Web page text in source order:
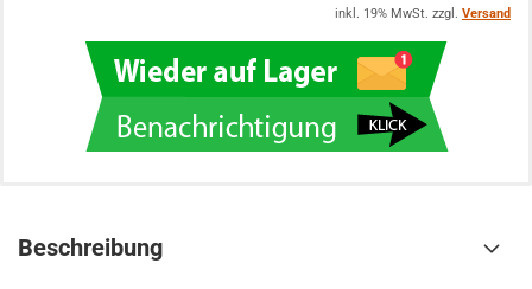
inkl. 19% MwSt. zzgl. Versand
Beschreibung